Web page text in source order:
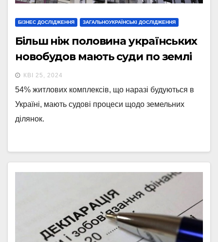
БІЗНЕС ДОСЛІДЖЕННЯ ЗАГАЛЬНОУКРАЇНСЬКІ ДОСЛІДЖЕННЯ
Більш ніж половина українських
новобудов мають суди по землі
КВІ 25, 2024
54% житлових комплексів, що наразі будуються в
Україні, мають судові процеси щодо земельних
ділянок.